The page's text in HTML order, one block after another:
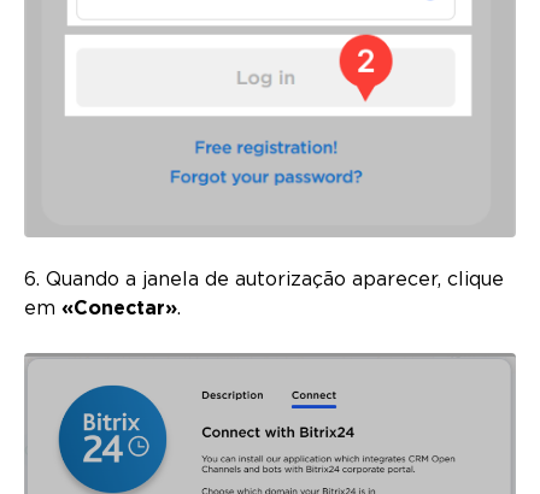
6. Quando a janela de autorização aparecer, clique
em «Conectar».